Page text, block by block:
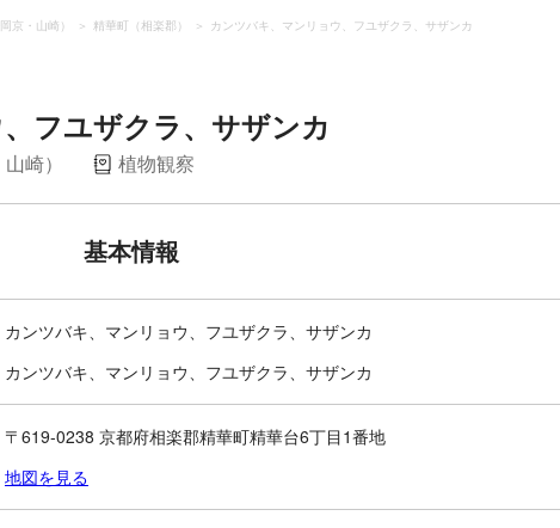
京・山崎） 精華町（相楽郡） カンツバキ、マンリョウ、フユザクラ、サザンカ
フユザクラ、サザンカ
崎） 植物観察
基本情報
カンツバキ、マンリョウ、フユザクラ、サザンカ
カンツバキ、マンリョウ、フユザクラ、サザンカ
〒619-0238 京都府相楽郡精華町精華台6丁目1番地
地図を見る